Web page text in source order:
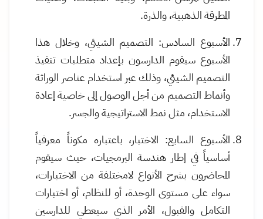
المطرقة الذهبية، والذرة.
الأسبوع السادس: التصميم الشيئي، وخلال هذا
الأسبوع سيقوم الدارسون بإعداد متطلبات تنفيذ
التصميم الشيئي، وذلك عبر استخدام عناصر الوراثة
وأنماط التصميم من أجل الوصول إلى خاصية إعادة
الاستخدام، مثل نمط الاستراتيجية والجسر.
الأسبوع السابع: الاختبار، باعتباره مكوناً معرفياً
أساسياً في إطار هندسة البرمجيات، حيث سيقوم
المحاضرون بشرح الأنواع لامختلفة من الاختبارات،
سواء على مستوى الوحدة، أو للنظام، أو اختبارات
التكامل والقبول، الأمر الذي سيعطي للدارسين